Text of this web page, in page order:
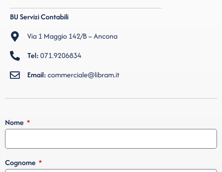
BU Servizi Contabili
Via 1 Maggio 142/B – Ancona
Tel:071.9206834
Email:commerciale@libram.it
Nome
Cognome